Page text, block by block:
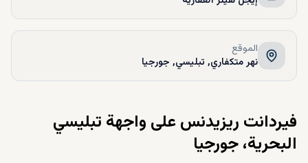
الموقع
نهر متكفاري, تبليسي, جورجيا
فيردانت ريزيدنس على واجهة تبليسي
البحرية، جورجيا